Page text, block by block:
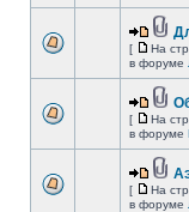
[ На
в форуме
[ На
в форуме
[ На
в форуме